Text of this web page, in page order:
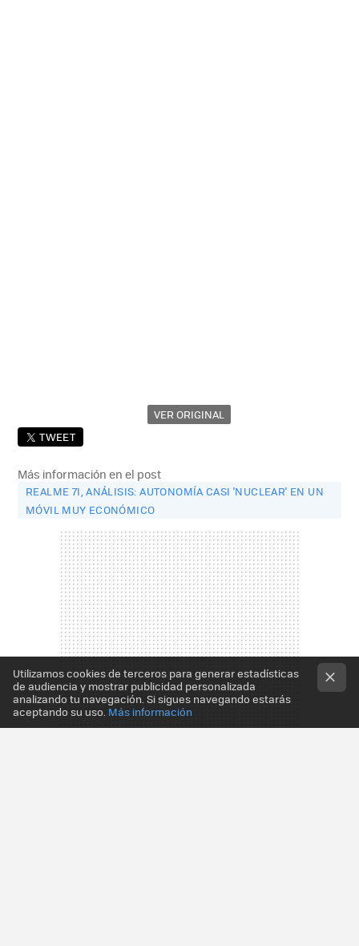
VER ORIGINAL
TWEET
Más información en el post
REALME 7I, ANÁLISIS: AUTONOMÍA CASI 'NUCLEAR' EN UN
MÓVIL MUY ECONÓMICO
Utilizamos cookies de terceros para generar estadísticas
de audiencia y mostrar publicidad personalizada
analizando tu navegación. Si sigues navegando estarás
aceptando su uso. Más información